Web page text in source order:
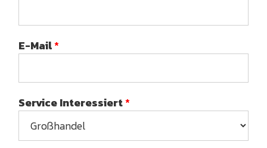
E-Mail*
Service Interessiert*